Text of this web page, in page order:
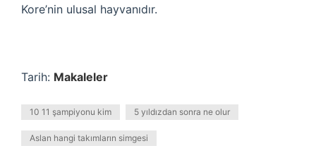
Kore’nin ulusal hayvanıdır.
Tarih: Makaleler
10 11 şampiyonu kim 5 yıldızdan sonra ne olur
Aslan hangi takımların simgesi